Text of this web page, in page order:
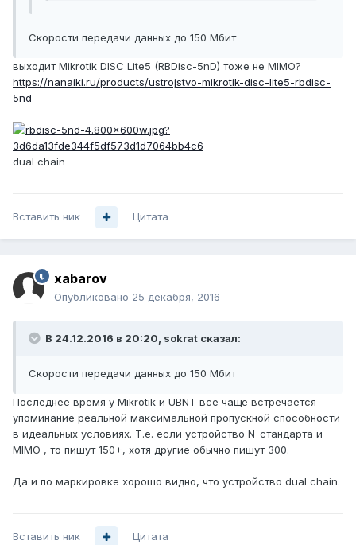
Скорости передачи данных до 150 Мбит
выходит Mikrotik DISC Lite5 (RBDisc-5nD) тоже не MIMO?
https://nanaiki.ru/products/ustrojstvo-mikrotik-disc-lite5-rbdisc-
5nd
dual chain
Вставить ник Цитата
xabarov
Опубликовано 25 декабря, 2016
В 24.12.2016 в 20:20, sokrat сказал:
Скорости передачи данных до 150 Мбит
Последнее время у Mikrotik и UBNT все чаще встречается
упоминание реальной максимальной пропускной способности
в идеальных условиях. Т.е. если устройство N-стандарта и
MIMO , то пишут 150+, хотя другие обычно пишут 300.
Да и по маркировке хорошо видно, что устройство dual chain.
Вставить ник Цитата